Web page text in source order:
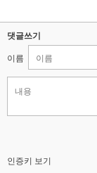
댓글쓰기
이름
인증키 보기